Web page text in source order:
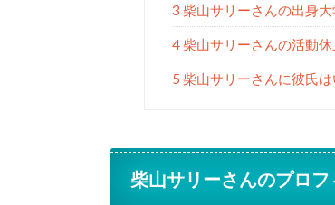
3 柴山サリーさんの出身大
4 柴山サリーさんの活動休
5 柴山サリーさんに彼氏は
柴山サリーさんのプロフ